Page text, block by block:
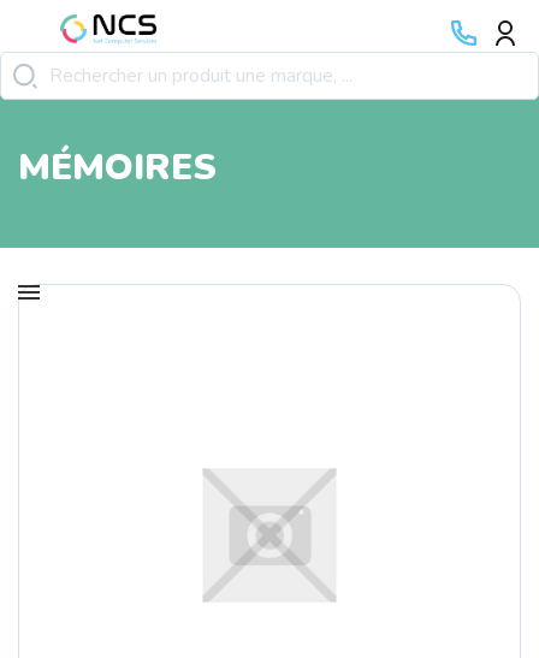
MÉMOIRES